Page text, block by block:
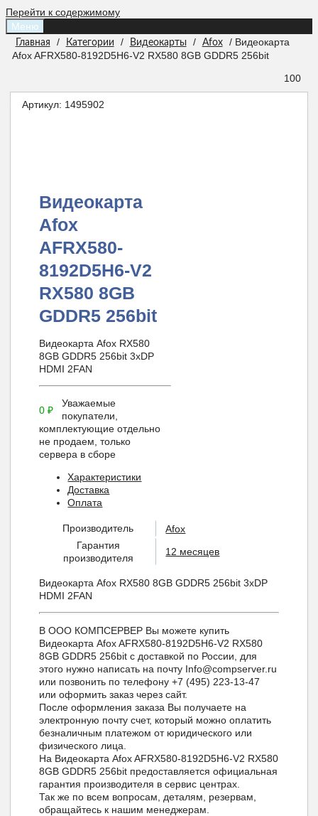
Перейти к содержимому
Меню
Главная / Категории / Видеокарты / Afox
/ Видеокарта
Afox AFRX580-8192D5H6-V2 RX580 8GB GDDR5 256bit
100
Артикул: 1495902
Видеокарта
Afox
AFRX580-
8192D5H6-V2
RX580 8GB
GDDR5 256bit
Видеокарта Afox RX580
8GB GDDR5 256bit 3xDP
HDMI 2FAN
0₽
Уважаемые
покупатели,
комплектующие отдельно
не продаем, только
сервера в сборе
Характеристики
Доставка
Оплата
Производитель
Afox
Гарантия
производителя
12 месяцев
Видеокарта Afox RX580 8GB GDDR5 256bit 3xDP
HDMI 2FAN
В ООО КОМПСЕРВЕР Вы можете купить
Видеокарта Afox AFRX580-8192D5H6-V2 RX580
8GB GDDR5 256bit с доставкой по России, для
этого нужно написать на почту Info@compserver.ru
или позвонить по телефону +7 (495) 223-13-47
или оформить заказ через сайт.
После оформления заказа Вы получаете на
электронную почту счет, который можно оплатить
безналичным платежом от юридического или
физического лица.
На Видеокарта Afox AFRX580-8192D5H6-V2 RX580
8GB GDDR5 256bit предоставляется официальная
гарантия производителя в сервис центрах.
Так же по всем вопросам, деталям, резервам,
обращайтесь к нашим менеджерам.